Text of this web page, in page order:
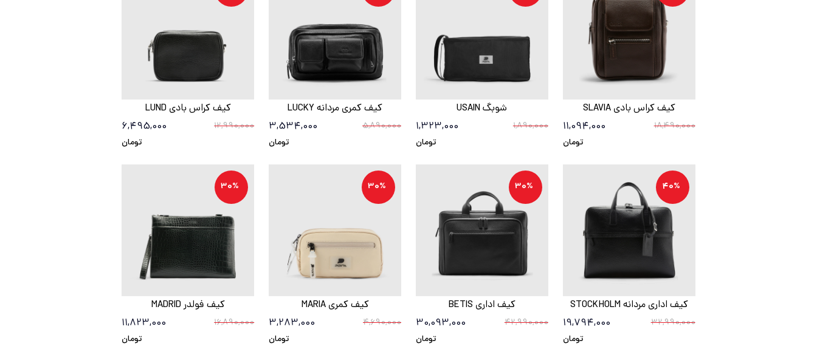
کیف کراس بادی SLAVIA
18,490,000
11,094,000
تومان
شوبگ USAIN
1,890,000
1,323,000
تومان
کیف کمری مردانه LUCKY
5,890,000
3,534,000
تومان
کیف کراس بادی LUND
12,990,000
6,495,000
تومان
40%
کیف اداری مردانه STOCKHOLM
32,990,000
19,794,000
تومان
30%
کیف اداری BETIS
42,990,000
30,093,000
تومان
30%
کیف کمری MARIA
4,690,000
3,283,000
تومان
30%
کیف فولدر MADRID
16,890,000
11,823,000
تومان